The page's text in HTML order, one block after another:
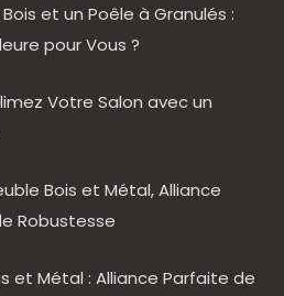
et un Poêle à Granulés :
pour Vous ?
Votre Salon avec un
Bois et Métal, Alliance
Robustesse
et Métal : Alliance Parfaite de